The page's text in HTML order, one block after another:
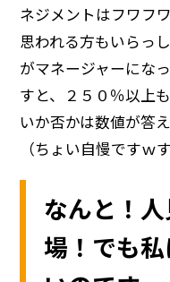
ネジメントはフワフ
思われる方もいらっ
がマネージャーにな
すと、２５０％以上
いか否かは数値が答
（ちょい自慢ですｗ
なんと！
場！でも